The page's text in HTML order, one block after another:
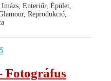
Enteriőr, Épület,
Reprodukció,
Fotográfus